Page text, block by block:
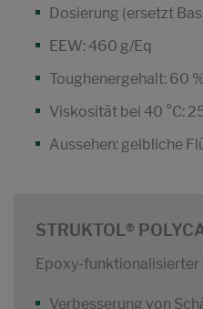
Dosierung (ersetzt
EEW: 460 g/Eq
Toughenergehalt: 60
Viskosität bei 40 °C:
Aussehen: gelbliche
STRUKTOL®
Epoxy-
Verbesserung von